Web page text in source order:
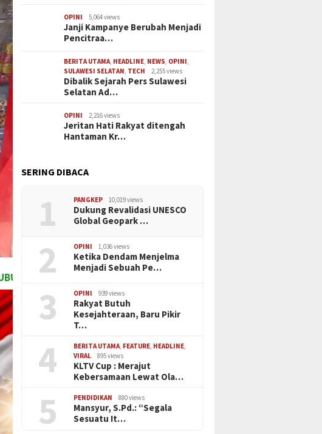
OPINI 5,064 views
Janji Kampanye Berubah Menjadi
Pencitraa…
BERITA UTAMA HEADLINE NEWS OPINI
SULAWESI SELATAN TECH 2,255 views
Dibalik Sejarah Pers Sulawesi
Selatan Ad…
OPINI 2,216 views
Jeritan Hati Rakyat ditengah
Hantaman Kr…
SERING DIBACA
1 PANGKEP 10,019 views
Dukung Revalidasi UNESCO
Global Geopark …
2 OPINI 1,036 views
Ketika Dendam Menjelma
Menjadi Sebuah Pe…
3 OPINI 939 views
Rakyat Butuh
Kesejahteraan, Baru Pikir
T…
4 BERITA UTAMA FEATURE HEADLINE
VIRAL
895 views
KLTV Cup : Merajut
Kebersamaan Lewat Ola…
5 PENDIDIKAN 880 views
Mansyur, S.Pd.: “Segala
Sesuatu It…